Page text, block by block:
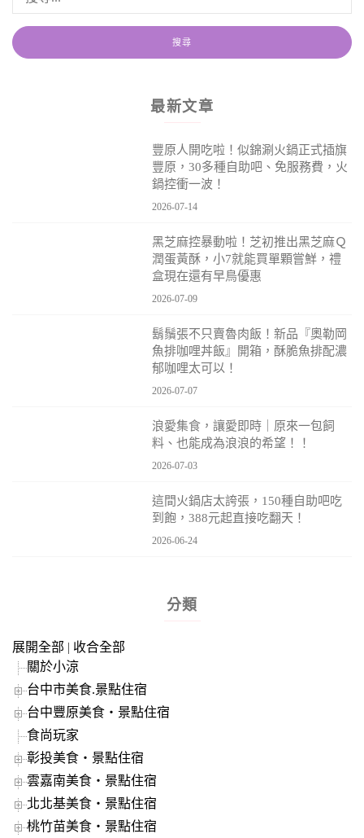
最新文章
豐原人開吃啦！似錦涮火鍋正式插旗
豐原，30多種自助吧、免服務費，火
鍋控衝一波！
2026-07-14
黑芝麻控暴動啦！芝初推出黑芝麻Ｑ
潤蛋黃酥，小7就能買單顆嘗鮮，禮
盒現在還有早鳥優惠
2026-07-09
鬍鬚張不只賣魯肉飯！新品『奧勒岡
魚排咖哩丼飯』開箱，酥脆魚排配濃
郁咖哩太可以！
2026-07-07
浪愛集食，讓愛即時｜原來一包飼
料、也能成為浪浪的希望！！
2026-07-03
這間火鍋店太誇張，150種自助吧吃
到飽，388元起直接吃翻天！
2026-06-24
分類
展開全部 | 收合全部
關於小涼
台中市美食.景點住宿
台中豐原美食‧景點住宿
食尚玩家
彰投美食‧景點住宿
雲嘉南美食‧景點住宿
北北基美食‧景點住宿
桃竹苗美食‧景點住宿